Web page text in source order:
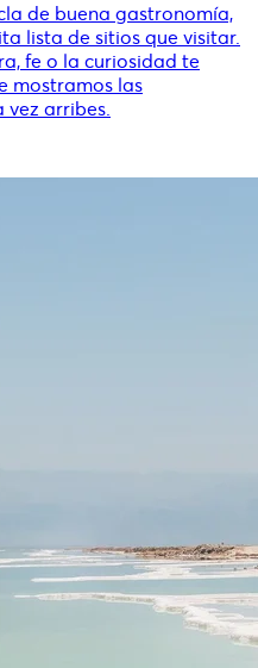
de buena gastronomía,
lista de sitios que visitar.
fe o la curiosidad te
mostramos las
vez arribes.